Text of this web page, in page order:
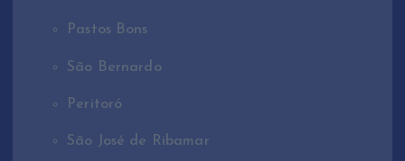
Pastos Bons
São Bernardo
Peritoró
São José de Ribamar